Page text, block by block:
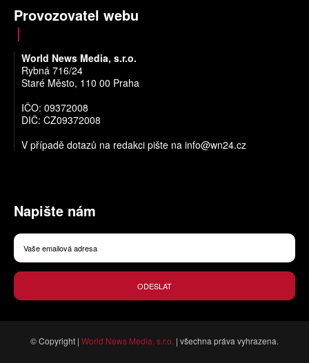
Provozovatel webu
World News Media, s.r.o.
Rybná 716/24
Staré Město, 110 00 Praha
IČO: 09372008
DIČ: CZ09372008
V případě dotazů na redakci pište na info@wn24.cz
Napište nám
ODESLAT
© Copyright | World News Media, s.r.o. | všechna práva vyhrazena.